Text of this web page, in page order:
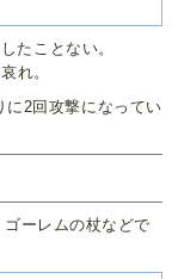
たことない。
れ。
に2回攻撃になってい
ーレムの杖などで